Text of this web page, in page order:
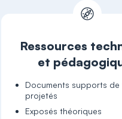
Ressources
et
Documents supports
projetés
Exposés théoriques